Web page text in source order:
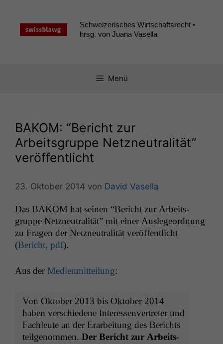
springen
Schweizerisches Wirtschaftsrecht •
hrsg. von Juana Vasella
Menü
BAKOM: “Bericht zur
Arbeitsgruppe Netzneutralität”
veröffentlicht
23. Oktober 2014 von David Vasella
Das BAKOM hat seinen “Bericht zur Arbeits­
gruppe Net­zneu­tral­ität” mit ein­er Ausle­ge­ord­nung
zu Fra­gen der Net­zneu­tral­ität veröf­fentlicht
(Bericht, pdf).
Aus der Medi­en­mit­teilung:
Von Okto­ber 2013 bis Okto­ber 2014
haben ver­schiedene Inter­essen­vertreter und
Fach­leute an der Erar­beitung des Berichts
teilgenom­men. Der Bericht zur Arbeits­